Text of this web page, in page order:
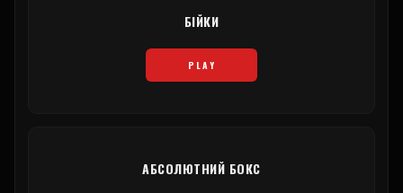
БІЙКИ
PLAY
АБСОЛЮТНИЙ БОКС